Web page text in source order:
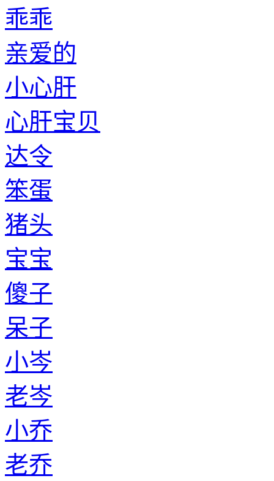
乖乖
亲爱的
小心肝
心肝宝贝
达令
笨蛋
猪头
宝宝
傻子
呆子
小岑
老岑
小乔
老乔